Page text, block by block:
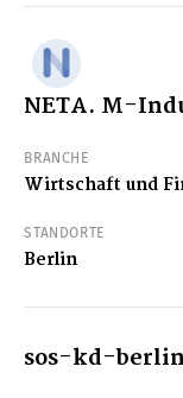
NETA. M-
BRANCHE
Wirtschaft und
STANDORTE
Berlin
sos-kd-berlin